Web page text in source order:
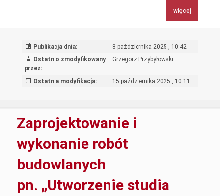
więcej
doradztwa
line
poradni
z
zakresu
diagnozy
różnicowej
Publikacja dnia:
8 października 2025 , 10:42
Ostatnio zmodyfikowany
przez:
Grzegorz Przybyłowski
Ostatnia modyfikacja: 15 października 2025 , 10:11
Zaprojektowanie i
wykonanie robót
budowlanych
pn. „Utworzenie studia